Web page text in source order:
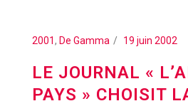
2001, De Gamma 19 juin 2002
LE JOURNAL «
PAYS » CHOISIT